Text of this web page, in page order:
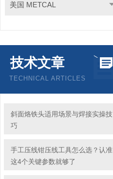
美国 METCAL
技术文章
TECHNICAL ARTICLES
斜面烙铁头适用场景与焊接实操技
巧
手工压线钳压线工具怎么选？认准
这4个关键参数就够了